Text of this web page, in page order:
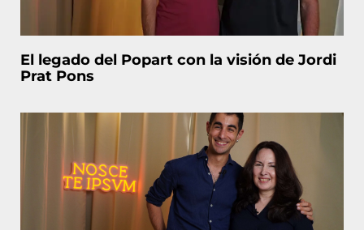
El legado del Popart con la visión de Jordi
Prat Pons